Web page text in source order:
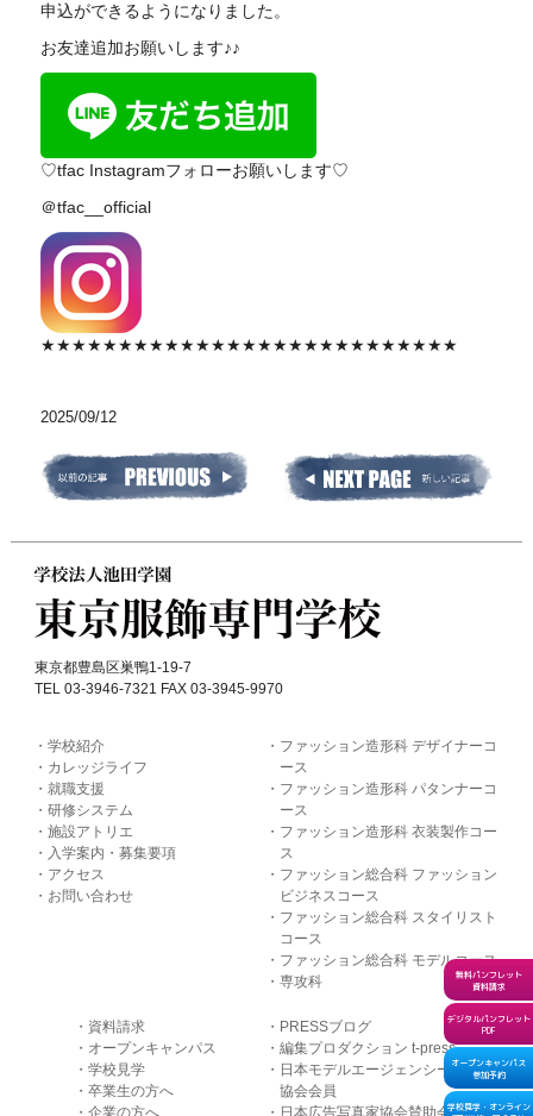
申込ができるようになりました。
お友達追加お願いします♪♪
♡tfac Instagramフォローお願いします♡
＠tfac__official
★★★★★★★★★★★★★★★★★★★★★★★★★★★
2025/09/12
東京都豊島区巣鴨1-19-7
TEL 03-3946-7321 FAX 03-3945-9970
学校紹介
カレッジライフ
就職支援
研修システム
施設アトリエ
入学案内・募集要項
アクセス
お問い合わせ
ファッション造形科 デザイナーコ
ース
ファッション造形科 パタンナーコ
ース
ファッション造形科 衣装製作コー
ス
ファッション総合科 ファッション
ビジネスコース
ファッション総合科 スタイリスト
コース
ファッション総合科 モデルコース
専攻科
資料請求
オープンキャンパス
学校見学
卒業生の方へ
PRESSブログ
編集プロダクション t-press
日本モデルエージェンシー
協会会員
無料パンフレット
資料請求
デジタルパンフレット
PDF
オープンキャンパス
参加予約
学校見学・オンライン